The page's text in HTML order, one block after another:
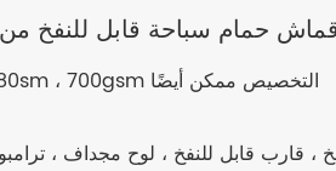
قماش حمام سباحة قابل للنفخ من
وايت: 610gsm ، 600gsm ، 650gsm ، 680sm ، 700gsm التخصيص ممكن أيضًا
، قارب قابل للنفخ ، لوح مجداف ،